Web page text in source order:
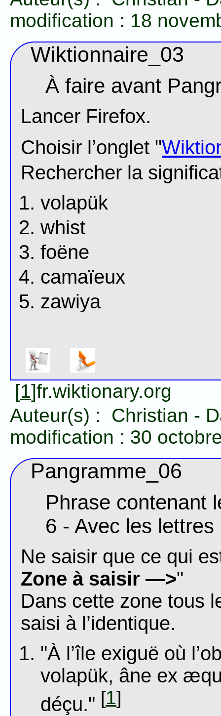
modification : 18
Wiktionnaire_03
À faire avant
Lancer Firefox.
Choisir l’onglet "
Rechercher la
volapük
whist
foëne
camaïeux
zawiya
[1]fr.wiktionary.org
Auteur(s) :
Christian -
modification : 30
Pangramme_06
Phrase contenant
6 - Avec les
Ne saisir que ce qui
Zone à saisir —>"
Dans cette zone tous
saisi à l’identique.
"À l’île exiguë où
volapük, âne ex
déçu." [1]